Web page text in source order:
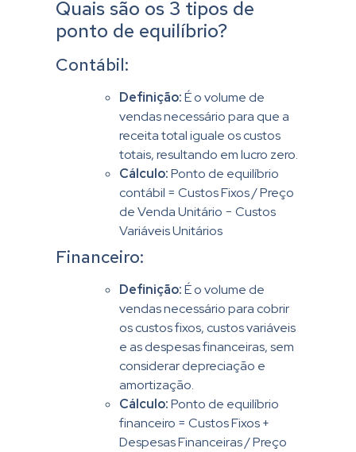
Quais são os 3 tipos de
ponto de equilíbrio?
Contábil:
Definição:É o volume de
vendas necessário para que a
receita total iguale os custos
totais, resultando em lucro zero.
Cálculo:Ponto de equilíbrio
contábil = Custos Fixos / Preço
de Venda Unitário − Custos
Variáveis Unitários
Financeiro:
Definição:É o volume de
vendas necessário para cobrir
os custos fixos, custos variáveis
e as despesas financeiras, sem
considerar depreciação e
amortização.
Cálculo:Ponto de equilíbrio
financeiro = Custos Fixos +
Despesas Financeiras / Preço